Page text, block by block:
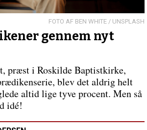
BEN WHITE / UNSPLASH
gennem nyt
præst i Roskilde Baptistkirke,
blev det aldrig helt
altid lige tyve procent. Men så
idé!